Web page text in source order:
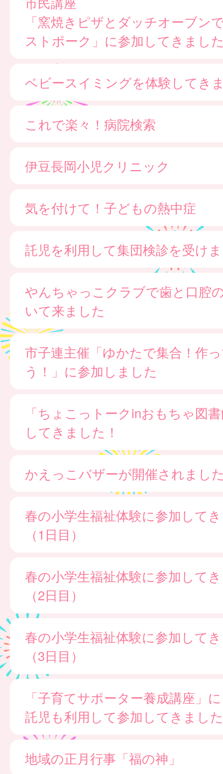
「窯焼きピザとダッチオーブン
ストポーク」に参加してきまし
ベビースイミングを体験してき
これで楽々！病院検索
伊豆長岡小児クリニック
気を付けて！子どもの熱中症
託児を利用して集団検診を受け
やんちゃっこクラブで歯と口腔
いて来ました
市子連主催「ゆかたで集合！作
う！」に参加しました
「ちょこっトークinおもちゃ図
してきました！
かえっこバザーが開催されまし
春の小学生福祉体験に参加して
（1日目）
春の小学生福祉体験に参加して
（2日目）
春の小学生福祉体験に参加して
（3日目）
「子育てサポーター養成講座」に
託児も利用して参加してきまし
地域の正月行事「福の神」